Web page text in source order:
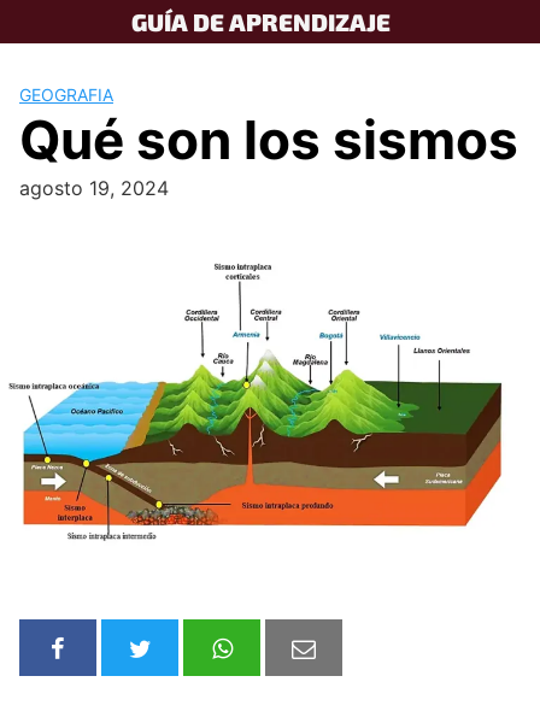
to
GUÍA DE APRENDIZAJE
GEOGRAFIA
Qué son los sismos
agosto 19, 2024